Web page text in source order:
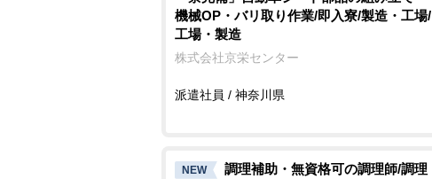
機械OP・バリ取り作業/即入寮/製造・工場/
工場・製造
株式会社京栄センター
派遣社員 / 神奈川県
NEW
調理補助・無資格可の調理師/調理